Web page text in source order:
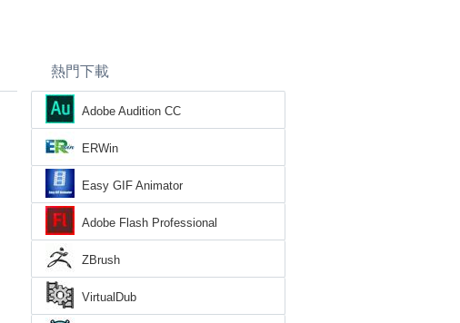
熱門下載
Adobe Audition CC
ERWin
Easy GIF Animator
Adobe Flash Professional
ZBrush
VirtualDub